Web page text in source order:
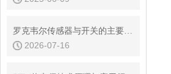
罗克韦尔传感器与开关的主要型号有哪些
2026-07-16